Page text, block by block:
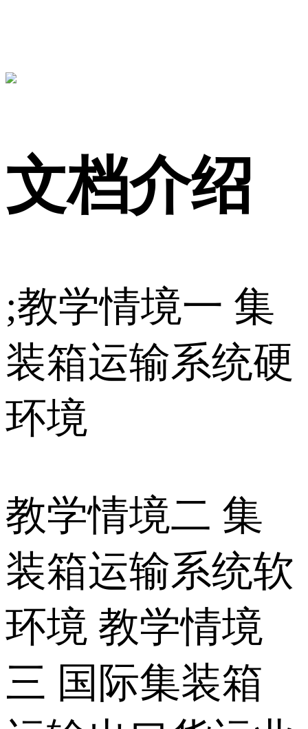
文档介绍
;教学情境一 集
装箱运输系统硬
环境
教学情境二 集
装箱运输系统软
环境 教学情境
三 国际集装箱